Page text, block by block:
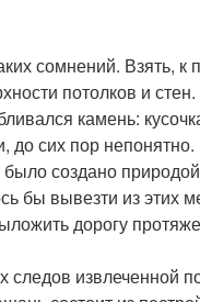
сомнений. Взять, к
потолков и
камень:
до сих пор непонятно.
создано
бы вывезти из этих
дорогу
следов извлеченной